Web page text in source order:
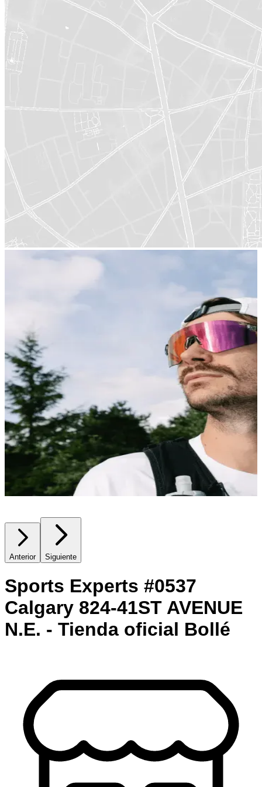
Anterior Siguiente
Sports Experts #0537
Calgary 824-41ST AVENUE
N.E. - Tienda oficial Bollé